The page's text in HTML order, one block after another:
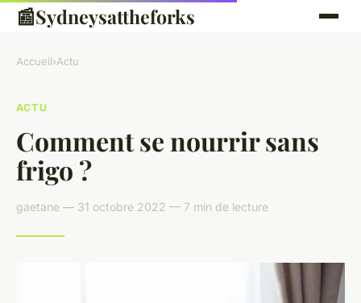
📰Sydneysattheforks
Accueil›Actu
ACTU
Comment se nourrir sans
frigo ?
gaetane — 31 octobre 2022 — 7 min de lecture